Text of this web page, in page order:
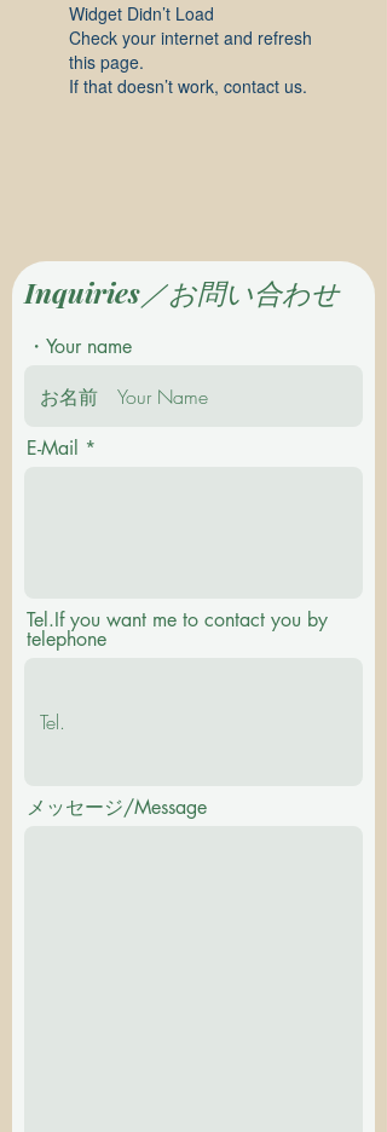
Widget Didn’t Load
Check your internet and refresh
this page.
If that doesn’t work, contact us.
Inquiries／お問い合わせ
・Your name
E-Mail
Tel.If you want me to contact you by
telephone
メッセージ/Message